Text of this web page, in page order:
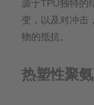
源于TPU独特的
变，以及对冲击
物的抵抗。
热塑性聚